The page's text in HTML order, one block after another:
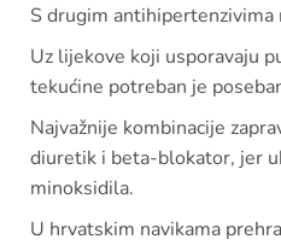
S drugim
Uz lijekove koji usporavaju
tekućine potreban je
Najvažnije kombinacije
diuretik i beta-blokator, jer
minoksidila.
U hrvatskim navikama